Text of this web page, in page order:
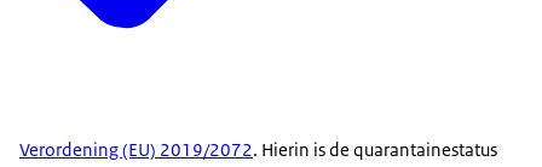
Verordening (EU) 2019/2072. Hierin is de quarantainestatus